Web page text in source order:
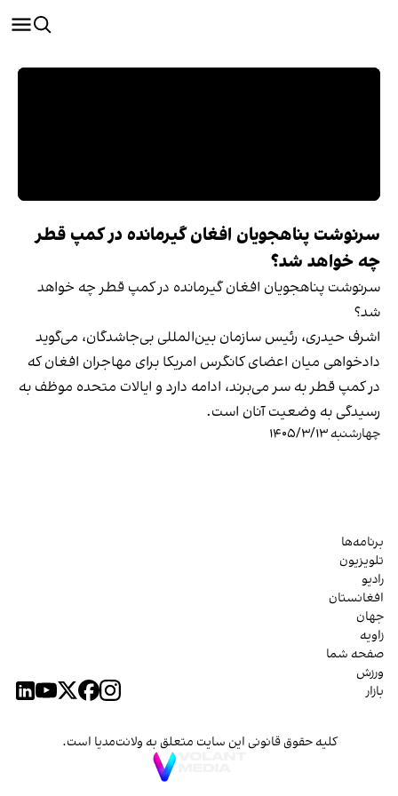
سرنوشت پناهجویان افغان گیرمانده در کمپ قطر
چه خواهد شد؟
سرنوشت پناهجویان افغان گیرمانده در کمپ قطر چه خواهد
شد؟
اشرف حیدری، رئیس سازمان بین‌المللی بی‌جاشدگان، می‌گوید
دادخواهی میان اعضای کانگرس امریکا برای مهاجران افغان که
در کمپ قطر به سر می‌برند، ادامه دارد و ایالات متحده موظف به
رسیدگی به وضعیت آنان است.
چهارشنبه ۱۴۰۵/۳/۱۳
برنامه‌ها
تلویزیون
رادیو
افغانستان
جهان
زاویه
صفحه شما
ورزش
بازار
کلیه حقوق قانونی این سایت متعلق به ولانت‌مدیا است.